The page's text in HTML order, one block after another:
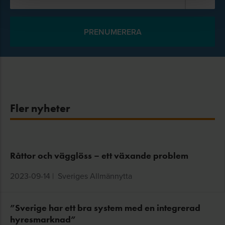
Fler nyheter
Råttor och vägglöss – ett växande problem
2023-09-14 | Sveriges Allmännytta
”Sverige har ett bra system med en integrerad
hyresmarknad”